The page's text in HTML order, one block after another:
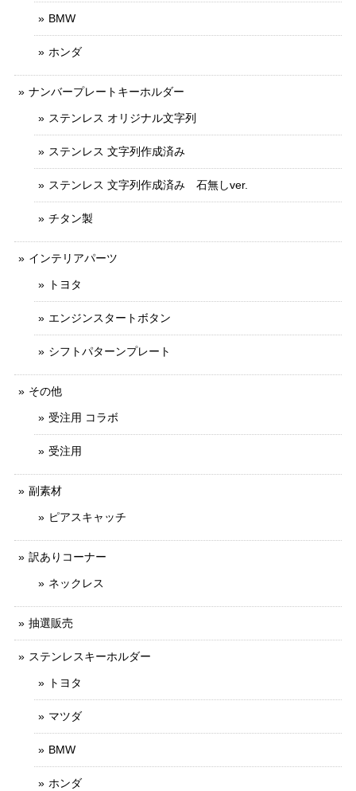
BMW
ホンダ
ナンバープレートキーホルダー
ステンレス オリジナル文字列
ステンレス 文字列作成済み
ステンレス 文字列作成済み 石無しver.
チタン製
インテリアパーツ
トヨタ
エンジンスタートボタン
シフトパターンプレート
その他
受注用 コラボ
受注用
副素材
ピアスキャッチ
訳ありコーナー
ネックレス
抽選販売
ステンレスキーホルダー
トヨタ
マツダ
BMW
ホンダ